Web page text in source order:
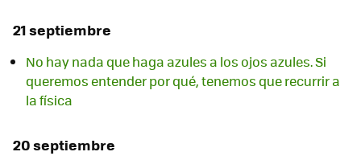
21 septiembre
No hay nada que haga azules a los ojos azules. Si
queremos entender por qué, tenemos que recurrir a
la física
20 septiembre